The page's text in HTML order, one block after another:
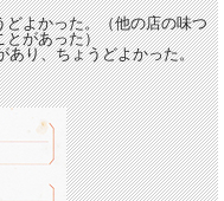
どよかった。（他の店の味つ
とがあった）
あり、ちょうどよかった。